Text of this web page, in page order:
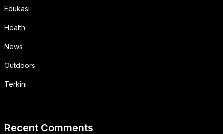
Edukasi
Health
News
Outdoors
Terkini
Recent Comments